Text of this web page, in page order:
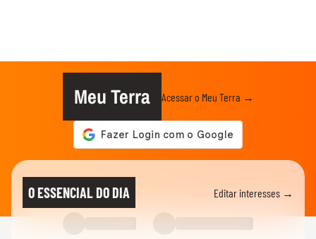
Meu Terra Acessar o Meu Terra →
O ESSENCIAL DO DIA Editar interesses →